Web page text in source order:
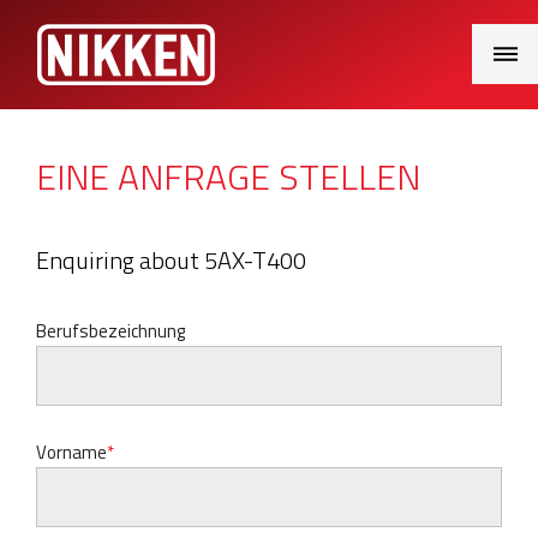
Menu
EINE ANFRAGE STELLEN
Enquiring about 5AX-T400
Berufsbezeichnung
Vorname